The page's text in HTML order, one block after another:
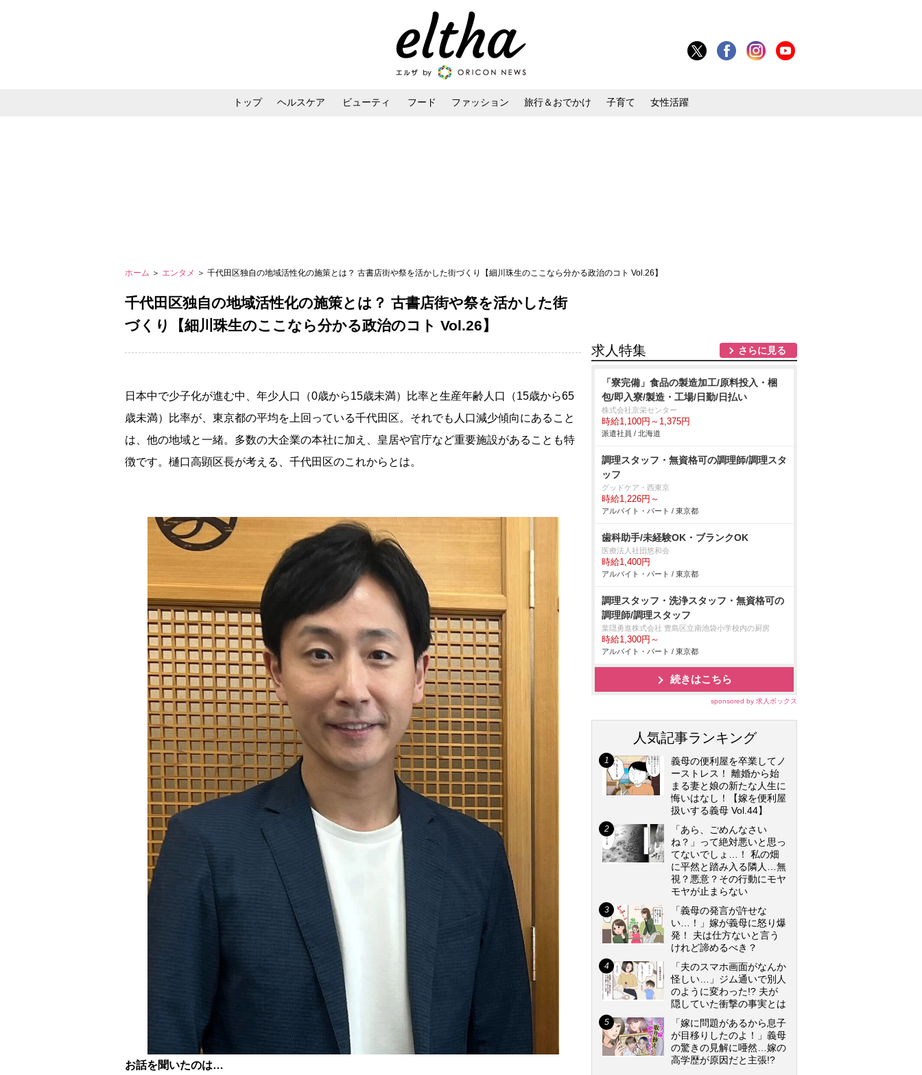
トップ ヘルスケア ビューティ フード ファッション 旅行＆おでかけ 子育て 女性活躍
ホーム ＞ エンタメ ＞ 千代田区独自の地域活性化の施策とは？ 古書店街や祭を活かした街づくり【細川珠生のここなら分かる政治のコト Vol.26】
千代田区独自の地域活性化の施策とは？ 古書店街や祭を活かした街
づくり【細川珠生のここなら分かる政治のコト Vol.26】
日本中で少子化が進む中、年少人口（0歳から15歳未満）比率と生産年齢人口（15歳から65
歳未満）比率が、東京都の平均を上回っている千代田区。それでも人口減少傾向にあること
は、他の地域と一緒。多数の大企業の本社に加え、皇居や官庁など重要施設があることも特
徴です。樋口高顕区長が考える、千代田区のこれからとは。
お話を聞いたのは…
求人特集 さらに見る
「寮完備」食品の製造加工/原料投入・梱
包/即入寮/製造・工場/日勤/日払い
株式会社京栄センター
時給1,100円～1,375円
派遣社員 / 北海道
調理スタッフ・無資格可の調理師/調理スタ
ッフ
グッドケア・西東京
時給1,226円～
アルバイト・パート / 東京都
歯科助手/未経験OK・ブランクOK
医療法人社団悠和会
時給1,400円
アルバイト・パート / 東京都
調理スタッフ・洗浄スタッフ・無資格可の
調理師/調理スタッフ
葉隠勇進株式会社 豊島区立南池袋小学校内の厨房
時給1,300円～
アルバイト・パート / 東京都
続きはこちら
sponsored by 求人ボックス
人気記事ランキング
義母の便利屋を卒業してノ
ーストレス！ 離婚から始
まる妻と娘の新たな人生に
悔いはなし！【嫁を便利屋
扱いする義母 Vol.44】
「あら、ごめんなさい
ね？」って絶対悪いと思っ
てないでしょ…！ 私の畑
に平然と踏み入る隣人…無
視？悪意？その行動にモヤ
モヤが止まらない
「義母の発言が許せな
い…！」嫁が義母に怒り爆
発！ 夫は仕方ないと言う
けれど諦めるべき？
「夫のスマホ画面がなんか
怪しい…」ジム通いで別人
のように変わった!? 夫が
隠していた衝撃の事実とは
「嫁に問題があるから息子
が目移りしたのよ！」義母
の驚きの見解に唖然…嫁の
高学歴が原因だと主張!?